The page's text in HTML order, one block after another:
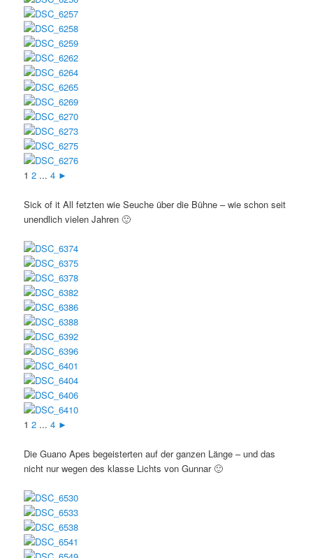
1 2 ... 4 ►
Sick of it All fetzten wie Seuche über die Bühne – wie schon seit
unendlich vielen Jahren 🙂
1 2 ... 4 ►
Die Guano Apes begeisterten auf der ganzen Länge – und das
nicht nur wegen des klasse Lichts von Gunnar 🙂